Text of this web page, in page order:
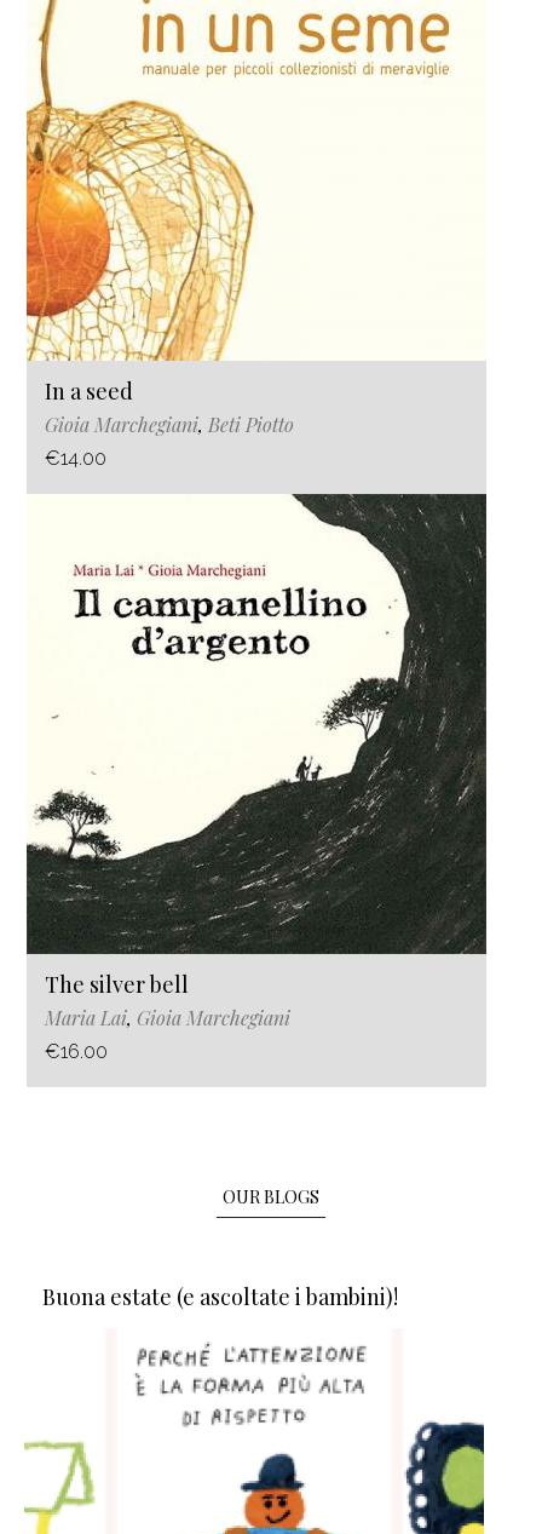
In a seed
Gioia Marchegiani, Beti Piotto
€14.00
The silver bell
Maria Lai, Gioia Marchegiani
€16.00
OUR BLOGS
Buona estate (e ascoltate i bambini)!